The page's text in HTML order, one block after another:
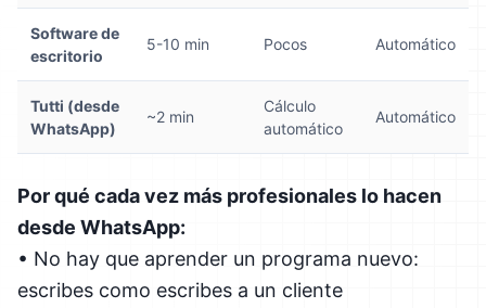
Software de
escritorio
5-10 min Pocos Automático
Tutti (desde
WhatsApp)
~2 min
Cálculo
automático
Automático
Por qué cada vez más profesionales lo hacen
desde WhatsApp:
• No hay que aprender un programa nuevo:
escribes como escribes a un cliente